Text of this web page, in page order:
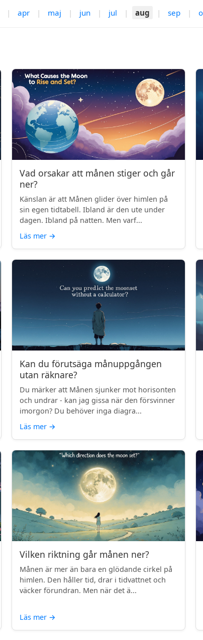
| apr | maj | jun | jul | aug | sep |
Vad orsakar att månen stiger och går
ner?
Känslan är att Månen glider över himlen på
sin egen tidtabell. Ibland är den ute under
dagen. Ibland på natten. Men varf...
Läs mer →
Kan du förutsäga månuppgången
utan räknare?
Du märker att Månen sjunker mot horisonten
och undrar - kan jag gissa när den försvinner
imorgon? Du behöver inga diagra...
Läs mer →
Vilken riktning går månen ner?
Månen är mer än bara en glödande cirkel på
himlen. Den håller tid, drar i tidvattnet och
väcker förundran. Men när det ä...
Läs mer →